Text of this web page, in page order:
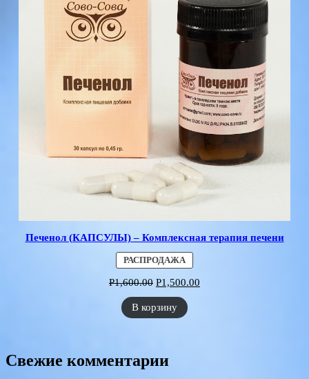
Печенол (КАПСУЛЫ) – Комплексная терапия печени
РАСПРОДАЖА
ТОВАР
Р1,600.00 Р1,500.00
В корзину
Свежие комментарии